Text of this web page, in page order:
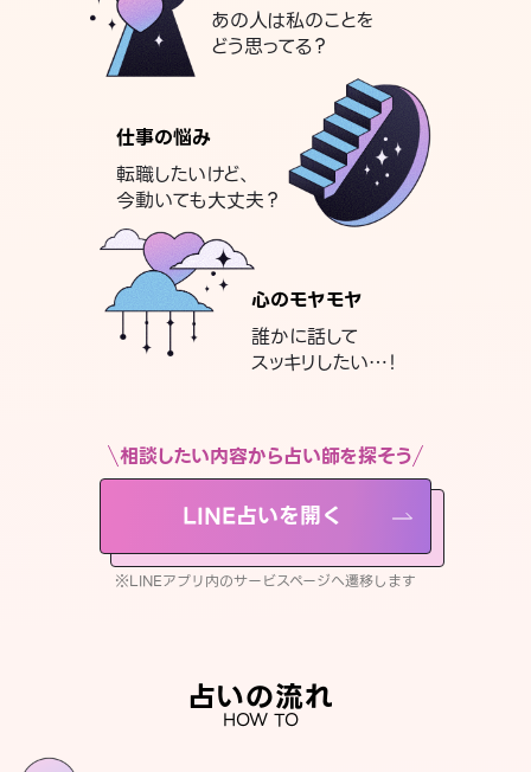
あの人は私のことを
どう思ってる？
仕事の悩み
転職したいけど、
今動いても大丈夫？
心のモヤモヤ
誰かに話して
スッキリしたい…！
相談したい内容から占い師を探そう
LINE占いを開く
※LINEアプリ内のサービスページへ遷移します
占いの流れ
HOW TO